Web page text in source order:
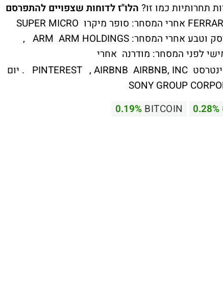
תחרותיות כמו זו? הלו"ז לדוחות שצפויים להתפרסם
יום שלישי לפני המסחר: פרארי FERRARI N.V אחרי המסחר: סופר מיקרו SUPER MICRO
COMPUTER יום רביעי לפני המסחר: נובו נורדיסק וטבע אחרי המסחר: ARM ARM HOLDINGS ,
לפני המסחר: מודרנה אחרי
המסחר: אפירם AFFIRM HOLDINGS INC , פינטרסט PINTEREST , AIRBNB AIRBNB, INC . יום
0.28%
BITCOIN
0.19%